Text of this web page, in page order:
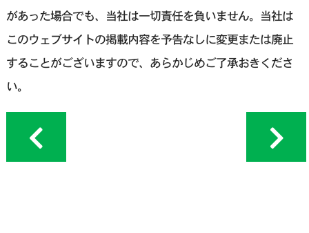
があった場合でも、当社は一切責任を負いません。当社は
このウェブサイトの掲載内容を予告なしに変更または廃止
することがございますので、あらかじめご了承おきくださ
い。